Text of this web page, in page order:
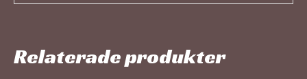
Relaterade produkter